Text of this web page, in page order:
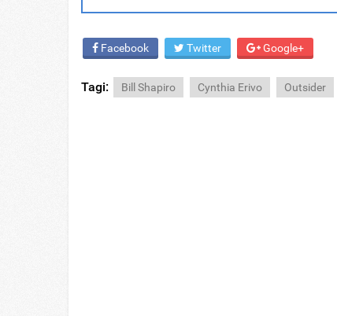
Facebook Twitter Google+
Tagi: Bill Shapiro Cynthia Erivo Outsider